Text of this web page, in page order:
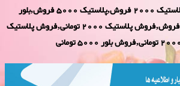
پلاستیک عزیزی در اهواز,پلاستیک 2000 فروش,پلاستیک 5000 فروش,بلور
2000 فروش,بلور 5000 فروش,فروش پلاستیک 2000 تومانی,فروش پلاستیک